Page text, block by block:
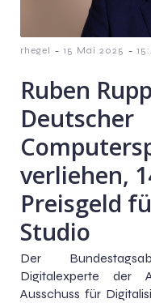
rhegel - 15 Mai 2025 -
Ruben
Deutscher
verliehen,
Preisgeld
Studio
Der
Digitalexperte der
Ausschuss für